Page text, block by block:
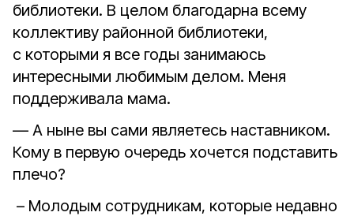
библиотеки. В целом благодарна всему
коллективу районной библиотеки,
с которыми я все годы занимаюсь
интересными любимым делом. Меня
поддерживала мама.
— А ныне вы сами являетесь наставником.
Кому в первую очередь хочется подставить
плечо?
– Молодым сотрудникам, которые недавно